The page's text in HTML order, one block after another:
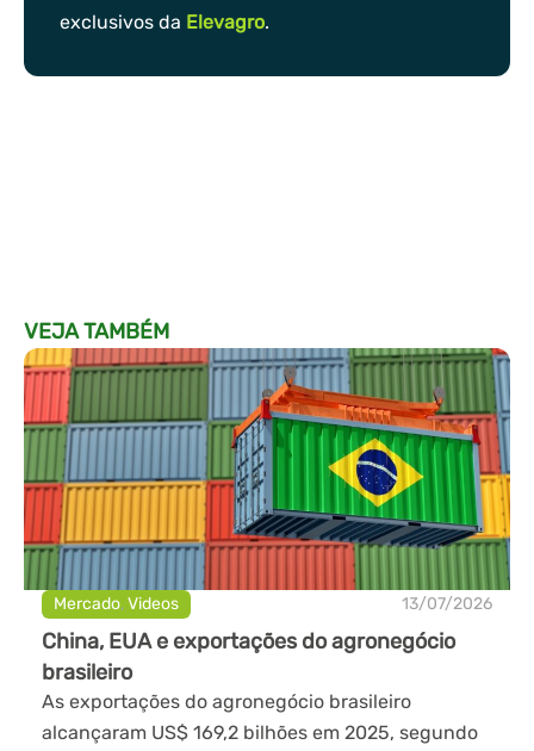
exclusivos da Elevagro.
VEJA TAMBÉM
Mercado,Videos 13/07/2026
China, EUA e exportações do agronegócio
brasileiro
As exportações do agronegócio brasileiro
alcançaram US$ 169,2 bilhões em 2025, segundo